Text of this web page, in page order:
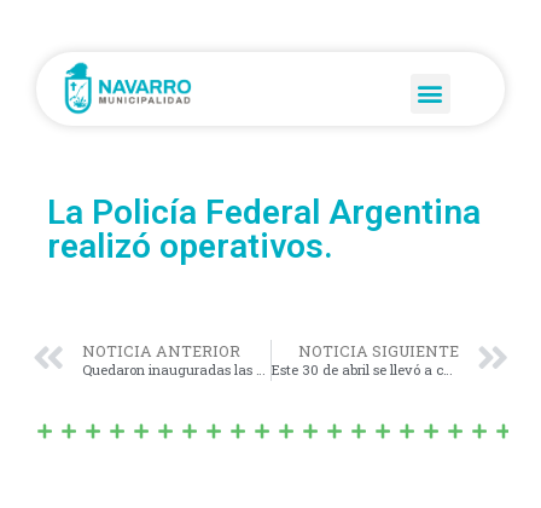
La Policía Federal Argentina
realizó operativos.
NOTICIA ANTERIOR
Quedaron inauguradas las obras de ampliación de las áreas de tocoginecología y pediatría del hospital municipal San Antonio de Padua.
NOTICIA SIGUIENTE
Este 30 de abril se llevó a cabo la celebración por los 255 años de la creación de la Guardia de San Lorenzo de Navarro.